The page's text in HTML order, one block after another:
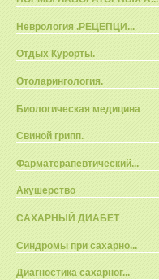
Неврология .РЕЦЕПЦИ...
Отдых Курорты.
Отоларингология.
Биологическая медицина
Свиной грипп.
Фарматерапевтический...
Акушерство
САХАРНЫЙ ДИАБЕТ
Синдромы при сахарно...
Диагностика сахарног...